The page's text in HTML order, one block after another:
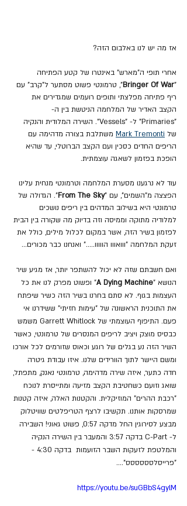
אז מה יש לנו באלבום הזה?
אחרי תופי ה"מארש" באינטרו של קטע הפתיחה
"
Bringer Of War", טרמונטי פשוט מסתער ל"קרב" עם
ריף פתיחה מפלצתי ותופים רועמים שמגדירים את
הקצב האדיר של המלחמה הניטשת בין ה-
"Primaries" ל- "Vessels". השירה המלודית והנקיה
של Mark Tremonti משתלבת בצורה מדהימה עם
הריפים החדים כסכין ועם הקצב הברוטלי, עד שהיא
הופכת בפזמון לשאגה עוצמתית.
עוד לא נרגענו מסערת המלחמה וטרמונטי מנחית עלינו
הפצצה מ"השמים", עם "From The Sky". הגדולה של
טרמונטי היא בשילוב המדהים בין ריפים נושכים
למלודיה מתוקה וממיסה וזה בדיוק מה שקורה בין הבית
לפזמון בשיר הזה, אשר במקום לכלול מילים, כולל את
זעקת המלחמה "ווואווו הווווו....." ואנחנו כבר מכורים...
ואם חשבתם שזה לא יכול להשתפר יותר, אז מגיע שיר
הנושא "A Dying Machine" ופשוט מפרק לנו את כל
העצמות בגוף. לא סתם בחרנו בשיר הזה כשיר שיפתח
את התוכנית הראשונה של "עימות חזיתי" ששידרנו אי
פעם. התיפוף העוצמתי של Garrett Whitlock משמש
כבסיס מוצק ויציב לריפים המנסרים של טרמונטי, כאשר
השיר הזה נע בגלים של רוגע וכאוס שזורמים לכל אורכו
ומשם היישר לתוך הוורידים שלנו. איזו עבודת גיטרה
חדה כתער, איזה שירה מדהימה, טרמונטי נאנק, מתפתל,
שואג וזועם כשחטיבת הקצב מזיעה ומתייסרת לנוכח
"רכבת ההרים" המוזיקלית. והקטנות האלה, איזה קטנות
שמרסקות אותנו. תקשיבו לרצף הטריפלטים שוויטלוק
מבצע לסירוגין החל מדקה 0:57, פשוט גאוני! השבירה
ל- C-Part בדקה 3:57 והמעבר בין השירה הנקיה
והמלטפת לזעקות השבר הזועמות  בדקה 4:30 -
"פרייסלסססססס"....
https://youtu.be/suGBbS4gylM